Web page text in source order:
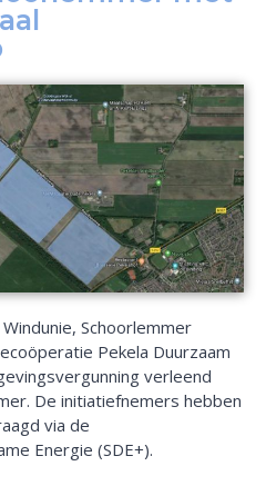
Schoorlemmer
Pekela Duurzaam
verleend
De initiatiefnemers hebben
via de
Energie (SDE+).